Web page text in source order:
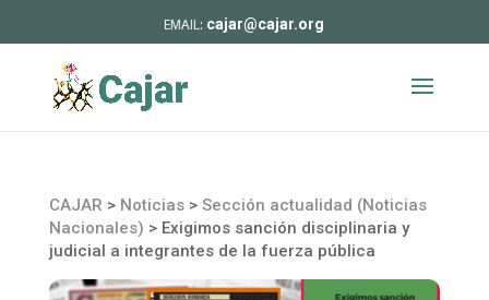
cajar@cajar.org
CAJAR > Noticias> Sección actualidad (Noticias
Nacionales) > Exigimos sanción disciplinaria y
judicial a integrantes de la fuerza pública